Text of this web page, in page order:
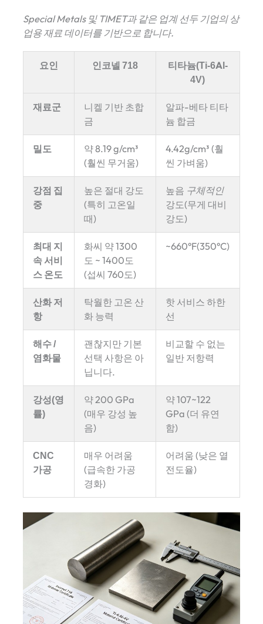
Special Metals 및 TIMET과 같은 업계 선두 기업의 상
업용 재료 데이터를 기반으로 합니다.
요인 인코넬 718
티타늄(Ti-6Al-
4V)
재료군
니켈 기반 초합
금
알파-베타 티타
늄 합금
밀도
약 8.19 g/cm³
(훨씬 무거움)
4.42g/cm³ (훨
씬 가벼움)
강점 집
중
높은 절대 강도
(특히 고온일
때)
높음 구체적인
강도(무게 대비
강도)
최대 지
속 서비
스 온도
화씨 약 1300
도 ~ 1400도
(섭씨 760도)
~660°F(350°C)
산화 저
항
탁월한 고온 산
화 능력
핫 서비스 하한
선
해수 /
염화물
괜찮지만 기본
선택 사항은 아
닙니다.
비교할 수 없는
일반 저항력
강성(영
률)
약 200 GPa
(매우 강성 높
음)
약 107~122
GPa (더 유연
함)
CNC
가공
매우 어려움
(급속한 가공
경화)
어려움 (낮은 열
전도율)